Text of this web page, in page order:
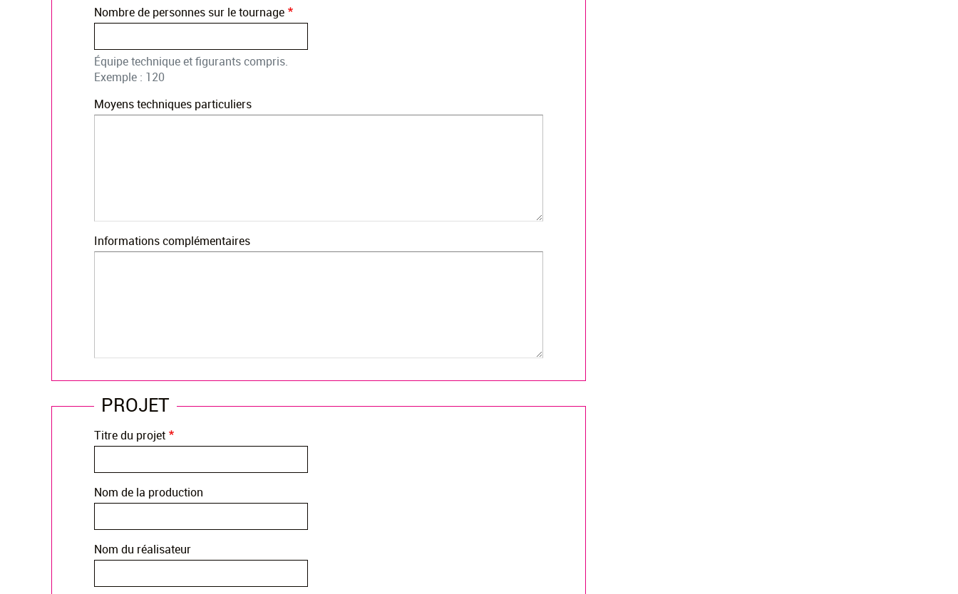
Nombre de personnes sur le tournage
Équipe technique et figurants compris.
Exemple : 120
Moyens techniques particuliers
Informations complémentaires
PROJET
Titre du projet
Nom de la production
Nom du réalisateur